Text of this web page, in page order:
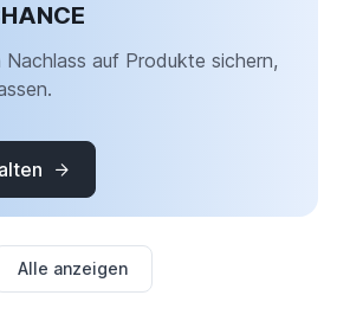
auf Produkte sichern,
Alle anzeigen